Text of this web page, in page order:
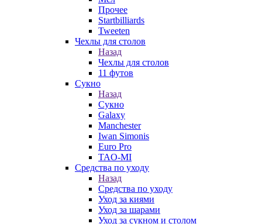
Прочее
Startbilliards
Tweeten
Чехлы для столов
Назад
Чехлы для столов
11 футов
Сукно
Назад
Сукно
Galaxy
Manchester
Iwan Simonis
Euro Pro
TAO-MI
Средства по уходу
Назад
Средства по уходу
Уход за киями
Уход за шарами
Уход за сукном и столом